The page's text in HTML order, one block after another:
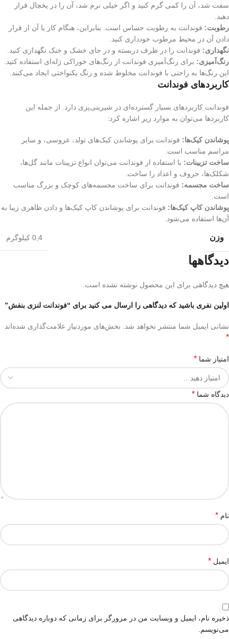
سفت شد، آن را کمی گرم کنید و اگر خیلی نرم شد، آن را در یخچال قرار
دهید.
رطوبت: فوندانت به رطوبت حساس است. بنابراین، هنگام کار با آن از قرار
دادن آن در محیط مرطوب خودداری کنید.
نگهداری: فوندانت را در ظرف دربسته و در جای خشک و خنک نگهداری کنید.
رنگ‌آمیزی: برای رنگ‌آمیزی فوندانت از رنگ‌های خوراکی ژله‌ای استفاده کنید.
این رنگ‌ها به راحتی با فوندانت مخلوط شده و رنگ یکنواختی ایجاد می‌کنند.
کاربردهای فوندانت
فوندانت کاربردهای بسیار گسترده‌ای در شیرینی‌پزی دارد. از جمله این
کاربردها می‌توان به موارد زیر اشاره کرد:
پوشاندن کیک‌ها: فوندانت برای پوشاندن کیک‌های تولد، عروسی، و سایر
مراسم مناسب است.
ساخت تزیینات: با استفاده از فوندانت می‌توان انواع تزیینات مانند گل‌ها،
شکلک‌ها، حروف و اعداد را ساخت.
ساخت مجسمه: فوندانت برای ساخت مجسمه‌های کوچک و بزرگ مناسب
است.
پوشاندن کاپ کیک‌ها: فوندانت برای پوشاندن کاپ کیک‌ها و دادن ظاهری زیبا به
آن‌ها استفاده می‌شود.
وزن 0,4 کیلوگرم
دیدگاهها
هیچ دیدگاهی برای این محصول نوشته نشده است.
اولین نفری باشید که دیدگاهی را ارسال می کنید برای “فوندانت لنزی بنفش”
نشانی ایمیل شما منتشر نخواهد شد. بخش‌های موردنیاز علامت‌گذاری شده‌اند
*
امتیاز شما *
دیدگاه شما *
نام *
ایمیل *
ذخیره نام، ایمیل و وبسایت من در مرورگر برای زمانی که دوباره دیدگاهی
می‌نویسم.